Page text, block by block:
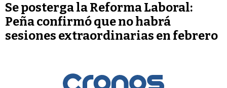
Se posterga la Reforma Laboral:
Peña confirmó que no habrá
sesiones extraordinarias en febrero